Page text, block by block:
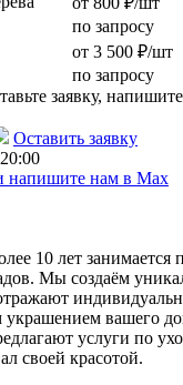
по запросу
от 3 500 ₽/шт
по запросу
заявку,
Оставить заявку
напишите нам в Max
10 лет занимается
Мы создаём
украшением вашего
услуги по
своей красотой.